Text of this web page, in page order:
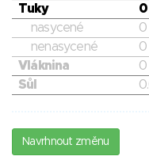
Tuky
0
nasycené
0
nenasycené
0
Vláknina
0
Sůl
Navrhnout změnu